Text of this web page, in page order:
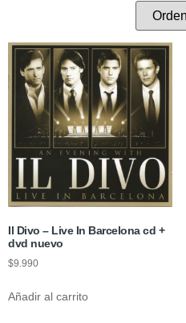
Il Divo – Live In Barcelona cd +
dvd nuevo
$9.990
Añadir al carrito